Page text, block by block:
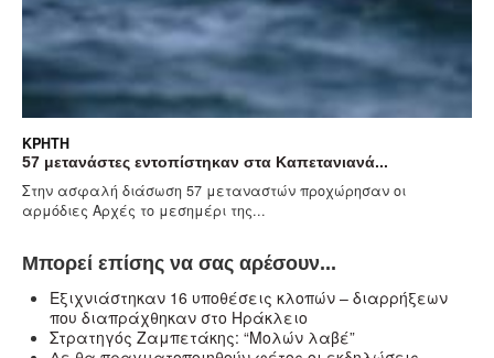
ΚΡΉΤΗ
57 μετανάστες εντοπίστηκαν στα Καπετανιανά...
Στην ασφαλή διάσωση 57 μεταναστών προχώρησαν οι
αρμόδιες Αρχές το μεσημέρι της...
Μπορεί επίσης να σας αρέσουν...
Eξιχνιάστηκαν 16 υποθέσεις κλοπών – διαρρήξεων
που διαπράχθηκαν στο Ηράκλειο
Στρατηγός Ζαμπετάκης: “Μολών λαβέ”